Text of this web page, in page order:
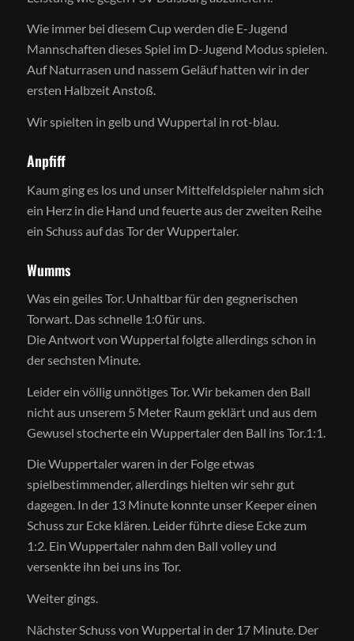
Wie immer bei diesem Cup werden die E-Jugend
Mannschaften dieses Spiel im D-Jugend Modus spielen.
Auf Naturrasen und nassem Geläuf hatten wir in der
ersten Halbzeit Anstoß.
Wir spielten in gelb und Wuppertal in rot-blau.
Anpfiff
Kaum ging es los und unser Mittelfeldspieler nahm sich
ein Herz in die Hand und feuerte aus der zweiten Reihe
ein Schuss auf das Tor der Wuppertaler.
Wumms
Was ein geiles Tor. Unhaltbar für den gegnerischen
Torwart. Das schnelle 1:0 für uns.
Die Antwort von Wuppertal folgte allerdings schon in
der sechsten Minute.
Leider ein völlig unnötiges Tor. Wir bekamen den Ball
nicht aus unserem 5 Meter Raum geklärt und aus dem
Gewusel stocherte ein Wuppertaler den Ball ins Tor.1:1.
Die Wuppertaler waren in der Folge etwas
spielbestimmender, allerdings hielten wir sehr gut
dagegen. In der 13 Minute konnte unser Keeper einen
Schuss zur Ecke klären. Leider führte diese Ecke zum
1:2. Ein Wuppertaler nahm den Ball volley und
versenkte ihn bei uns ins Tor.
Weiter gings.
Nächster Schuss von Wuppertal in der 17 Minute. Der